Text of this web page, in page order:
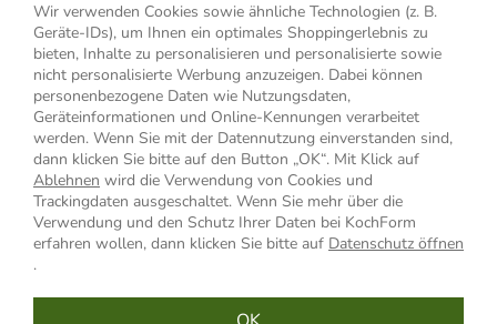
Wir verwenden Cookies sowie ähnliche Technologien (z. B.
Geräte-IDs), um Ihnen ein optimales Shoppingerlebnis zu
bieten, Inhalte zu personalisieren und personalisierte sowie
nicht personalisierte Werbung anzuzeigen. Dabei können
personenbezogene Daten wie Nutzungsdaten,
Geräteinformationen und Online-Kennungen verarbeitet
werden. Wenn Sie mit der Datennutzung einverstanden sind,
dann klicken Sie bitte auf den Button „OK“. Mit Klick auf
Ablehnen wird die Verwendung von Cookies und
Trackingdaten ausgeschaltet. Wenn Sie mehr über die
Verwendung und den Schutz Ihrer Daten bei KochForm
erfahren wollen, dann klicken Sie bitte auf Datenschutz öffnen
.
Impressum Datenschutzerklärung
AGB
Widerrufsbelehrung
Widerrufsformular
Vertrag widerrufen
* Alle Preisangaben inkl. MwSt., bis 49,90 € Bestellwert zzgl.
Versandkosten, ab 49,90 € Bestellwert inkl.Versandkosteninnerhalb